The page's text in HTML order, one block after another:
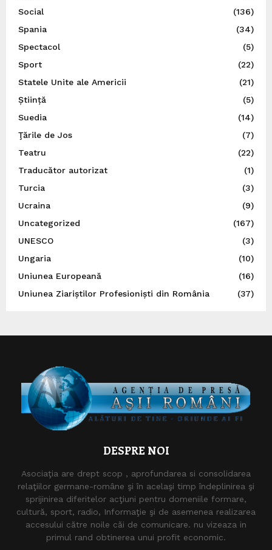
Social
(136)
Spania
(34)
Spectacol
(5)
Sport
(22)
Statele Unite ale Americii
(21)
Știință
(5)
Suedia
(14)
Ţările de Jos
(7)
Teatru
(22)
Traducător autorizat
(1)
Turcia
(3)
Ucraina
(9)
Uncategorized
(167)
UNESCO
(3)
Ungaria
(10)
Uniunea Europeană
(16)
Uniunea Ziariștilor Profesioniști din România
(37)
DESPRE NOI
Asociaţia are drept scop , aprofundarea si consolidarea
relaţiilor germane-române şi în acelaşi timp îndeplinirea şi
sprijinirea diferitelor acţiuni pentru domeniile formare,
cultură, sport, radio, Informaţie şi de asemenea realizarea
accesului către noile căi de comunicare. nu vizeaza in
primul rand obtinerea unui profit economic.